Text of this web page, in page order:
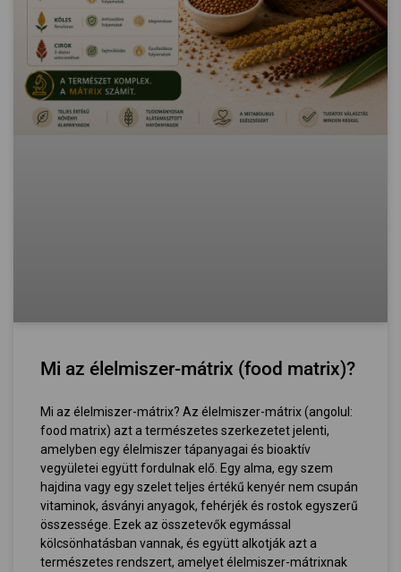
Mi az élelmiszer-mátrix (food matrix)?
Mi az élelmiszer-mátrix? Az élelmiszer-mátrix (angolul:
food matrix) azt a természetes szerkezetet jelenti,
amelyben egy élelmiszer tápanyagai és bioaktív
vegyületei együtt fordulnak elő. Egy alma, egy szem
hajdina vagy egy szelet teljes értékű kenyér nem csupán
vitaminok, ásványi anyagok, fehérjék és rostok egyszerű
összessége. Ezek az összetevők egymással
kölcsönhatásban vannak, és együtt alkotják azt a
természetes rendszert, amelyet élelmiszer-mátrixnak